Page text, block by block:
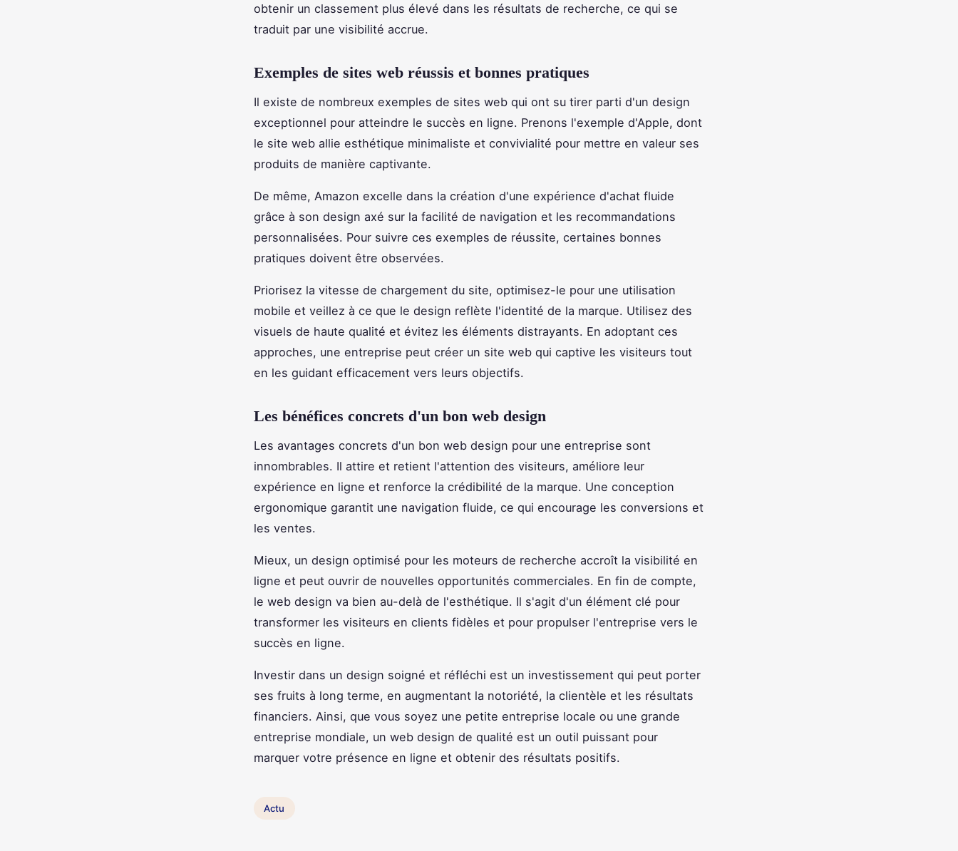
obtenir un classement plus élevé dans les résultats de recherche, ce qui se
traduit par une visibilité accrue.
Exemples de sites web réussis et bonnes pratiques
Il existe de nombreux exemples de sites web qui ont su tirer parti d'un design
exceptionnel pour atteindre le succès en ligne. Prenons l'exemple d'Apple, dont
le site web allie esthétique minimaliste et convivialité pour mettre en valeur ses
produits de manière captivante.
De même, Amazon excelle dans la création d'une expérience d'achat fluide
grâce à son design axé sur la facilité de navigation et les recommandations
personnalisées. Pour suivre ces exemples de réussite, certaines bonnes
pratiques doivent être observées.
Priorisez la vitesse de chargement du site, optimisez-le pour une utilisation
mobile et veillez à ce que le design reflète l'identité de la marque. Utilisez des
visuels de haute qualité et évitez les éléments distrayants. En adoptant ces
approches, une entreprise peut créer un site web qui captive les visiteurs tout
en les guidant efficacement vers leurs objectifs.
Les bénéfices concrets d'un bon web design
Les avantages concrets d'un bon web design pour une entreprise sont
innombrables. Il attire et retient l'attention des visiteurs, améliore leur
expérience en ligne et renforce la crédibilité de la marque. Une conception
ergonomique garantit une navigation fluide, ce qui encourage les conversions et
les ventes.
Mieux, un design optimisé pour les moteurs de recherche accroît la visibilité en
ligne et peut ouvrir de nouvelles opportunités commerciales. En fin de compte,
le web design va bien au-delà de l'esthétique. Il s'agit d'un élément clé pour
transformer les visiteurs en clients fidèles et pour propulser l'entreprise vers le
succès en ligne.
Investir dans un design soigné et réfléchi est un investissement qui peut porter
ses fruits à long terme, en augmentant la notoriété, la clientèle et les résultats
financiers. Ainsi, que vous soyez une petite entreprise locale ou une grande
entreprise mondiale, un web design de qualité est un outil puissant pour
marquer votre présence en ligne et obtenir des résultats positifs.
Actu